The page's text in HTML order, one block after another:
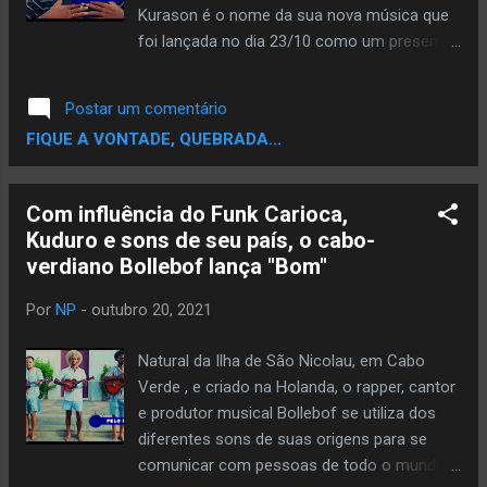
Kurason é o nome da sua nova música que
foi lançada no dia 23/10 como um presente
um abraço a todos aqueles que a muito não
se encontraram, mas deixa claro que prefere
que esquentem o seu coração. O vídeo já
também já está em todas as plataformas
digitais. Assista: Ficha Técnica: - Artista: Gii -
Faixa: Kurason - Gênero: Rap Kriolu - Ano:
2021 - Letra: Gilberto Fernandes - Produção
Gii - Voz Adicional: Geissa - Gravação:
DiTerra Records - Mix&Master: DiTerra
Records - Designer: ∆lxrd REC - Figurino:
Déborah Castro - Hair Stylist: Carmem
Rodrigues - Video: ∆lxrd REC Assomada |
Postar um comentário
FIQUE A VONTADE, QUEBRADA...
Com influência do Funk Carioca,
Kuduro e sons de seu país, o cabo-
verdiano Bollebof lança "Bom"
Por NP - outubro 20, 2021
Natural da Ilha de São Nicolau, em Cabo
Verde , e criado na Holanda, o rapper, cantor
e produtor musical Bollebof se utiliza dos
diferentes sons de suas origens para se
comunicar com pessoas de todo o mundo.